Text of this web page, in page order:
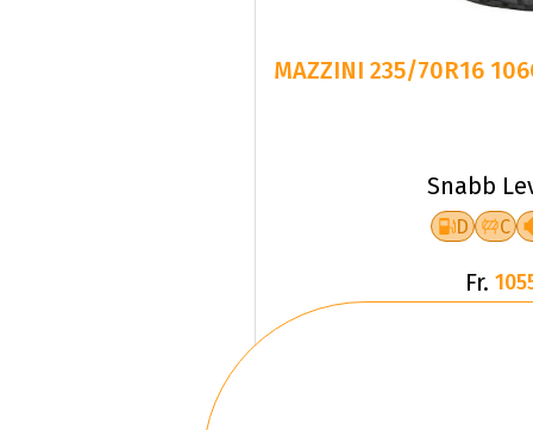
MAZZINI 235/70R16
Snabb
D C
Fr.